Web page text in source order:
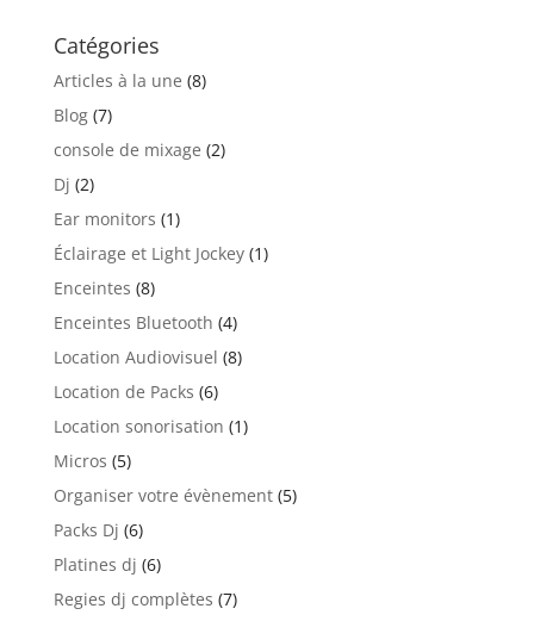
Catégories
Articles à la une (8)
Blog(7)
console de mixage (2)
Dj (2)
Ear monitors (1)
Éclairage et Light Jockey(1)
Enceintes (8)
Enceintes Bluetooth (4)
Location Audiovisuel (8)
Location de Packs (6)
Location sonorisation (1)
Micros (5)
Organiser votre évènement(5)
Packs Dj (6)
Platines dj (6)
Regies dj complètes (7)